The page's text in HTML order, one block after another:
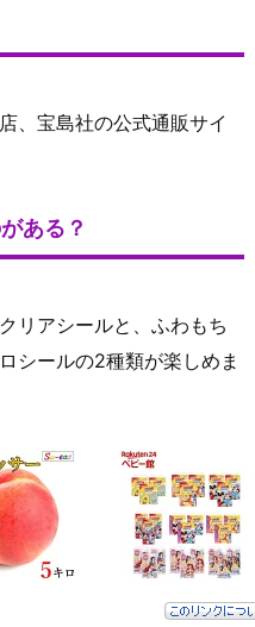
、宝島社の公式通販サイ
ある？
リアシールと、ふわもち
シールの2種類が楽しめま